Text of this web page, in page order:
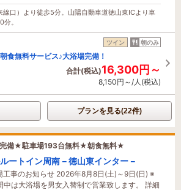
線口）より徒歩5分。山陽自動車道徳山東ICより車
。
ツイン 朝のみ
無料サービス♪大浴場完備！
合計(税込)16,300円～
8,150円～/人(税込)
プランを見る(22件)
備★駐車場193台無料★朝食無料★
ートイン周南－徳山東インター－
事のお知らせ 2026年8月8日(土)～9日(日) ※
中は大浴場を男女入替制で営業致します。 詳細